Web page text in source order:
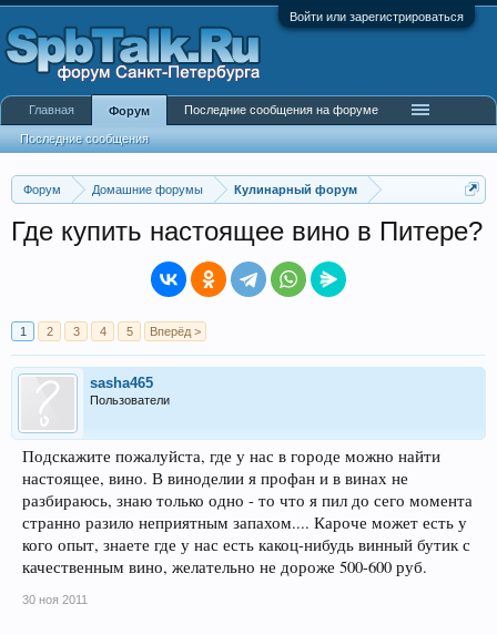
Войти или зарегистрироваться
Форум Домашние форумы Кулинарный форум
Где купить настоящее вино в Питере?
1 2 3 4 5 Вперёд >
sasha465
Пользователи
Подскажите пожалуйста, где у нас в городе можно найти
настоящее, вино. В виноделии я профан и в винах не
разбираюсь, знаю только одно - то что я пил до сего момента
странно разило неприятным запахом.... Кароче может есть у
кого опыт, знаете где у нас есть какоц-нибудь винный бутик с
качественным вино, желательно не дороже 500-600 руб.
30 ноя 2011
Главная Форум
Последние сообщения
Последние сообщения на форуме